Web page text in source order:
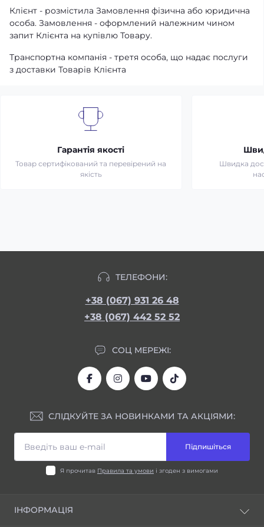
Клієнт - розмістила Замовлення фізична або юридична
особа. Замовлення - оформлений належним чином
запит Клієнта на купівлю Товару.
Транспортна компанія - третя особа, що надає послуги
з доставки Товарів Клієнта
Гарантія якості
Товар сертифікований та перевірений на
якість
Швидка
ТЕЛЕФОНИ:
+38 (067) 931 26 48
+38 (067) 442 52 52
СОЦ МЕРЕЖІ:
СЛІДКУЙТЕ ЗА НОВИНКАМИ ТА АКЦІЯМИ:
Підпишіться
Я прочитав Правила та умови і згоден з вимогами
ІНФОРМАЦІЯ